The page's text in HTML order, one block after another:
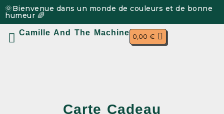
🌞Bienvenue dans un monde de couleurs et de bonne
humeur 🌈
Camille And The Machine 0,00 €
Carte Cadeau